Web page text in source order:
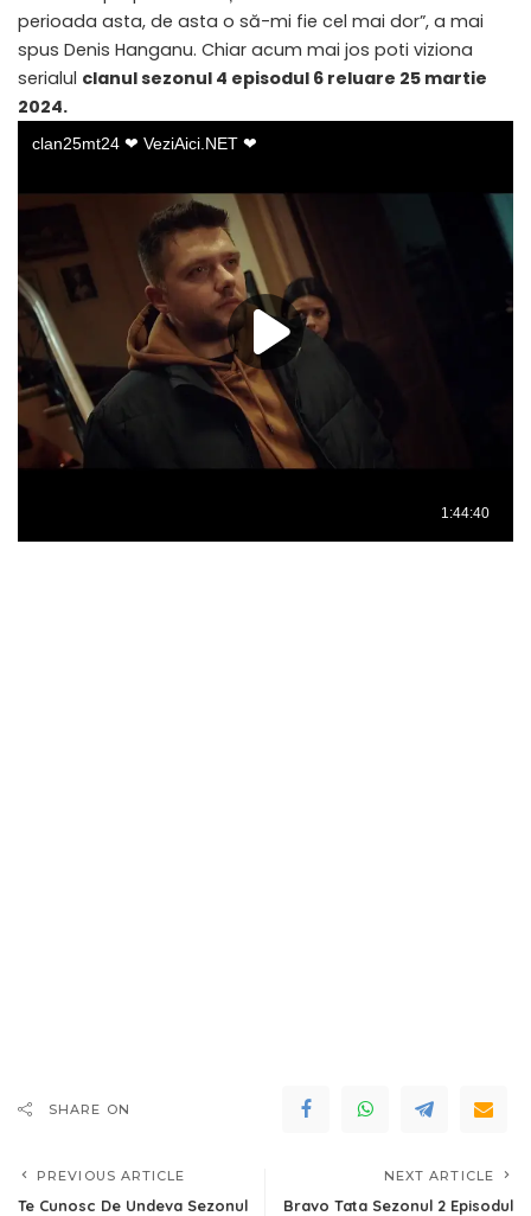
perioada asta, de asta o să-mi fie cel mai dor”, a mai
spus Denis Hanganu. Chiar acum mai jos poti viziona
serialul clanul sezonul 4 episodul 6 reluare 25 martie
2024.
SHARE ON
PREVIOUS ARTICLE
Te Cunosc De Undeva Sezonul
NEXT ARTICLE
Bravo Tata Sezonul 2 Episodul